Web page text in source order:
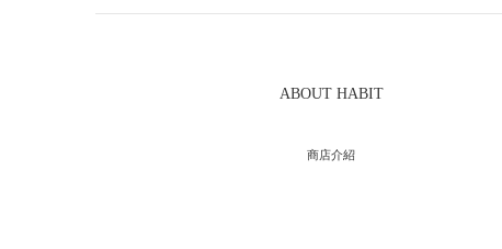
ABOUT HABIT
商店介紹